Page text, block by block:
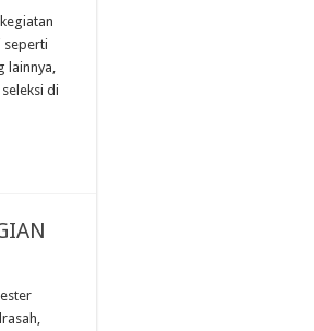
seperti
lainnya,
di